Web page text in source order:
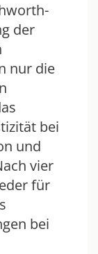
der
nur die
bei
und
vier
für
bei